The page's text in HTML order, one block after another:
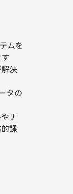
ムを
決
タの
ナ
課